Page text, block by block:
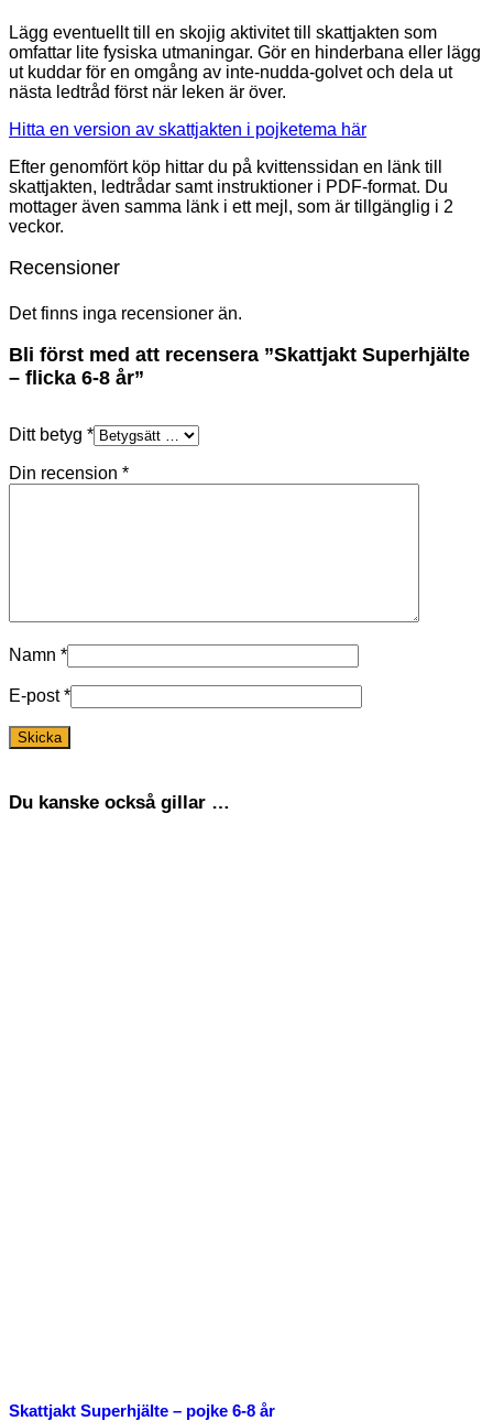
Lägg eventuellt till en skojig aktivitet till skattjakten som
omfattar lite fysiska utmaningar. Gör en hinderbana eller lägg
ut kuddar för en omgång av inte-nudda-golvet och dela ut
nästa ledtråd först när leken är över.
Hitta en version av skattjakten i pojketema här
Efter genomfört köp hittar du på kvittenssidan en länk till
skattjakten, ledtrådar samt instruktioner i PDF-format. Du
mottager även samma länk i ett mejl, som är tillgänglig i 2
veckor.
Recensioner
Det finns inga recensioner än.
Bli först med att recensera ”Skattjakt Superhjälte
– flicka 6-8 år”
Ditt betyg *
Din recension *
Namn *
E-post*
Du kanske också gillar …
Skattjakt Superhjälte – pojke 6-8 år